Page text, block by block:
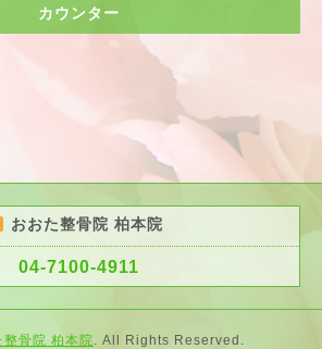
カウンター
おおた整骨院 柏本院
04-7100-4911
整骨院 柏本院. All Rights Reserved.